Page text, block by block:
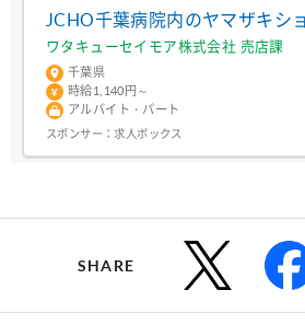
JCHO千葉病院内のヤマザキシ
ワタキューセイモア株式会社 売店課
千葉県
時給1,140円～
アルバイト・パート
スポンサー：求人ボックス
SHARE